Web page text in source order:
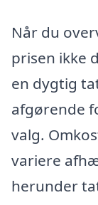
Når du
prisen ikke
en dygtig
afgørende
valg.
variere
herunder